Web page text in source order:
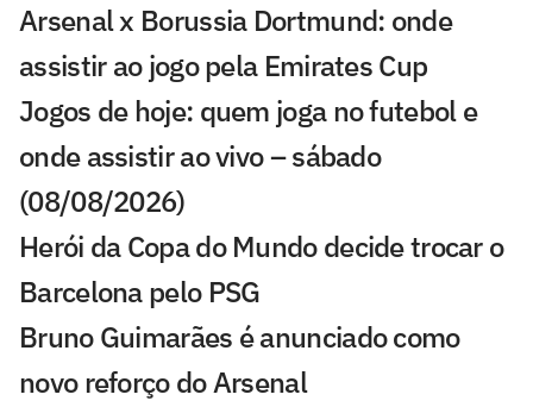
Arsenal x Borussia Dortmund: onde
assistir ao jogo pela Emirates Cup
Jogos de hoje: quem joga no futebol e
onde assistir ao vivo – sábado
(08/08/2026)
Herói da Copa do Mundo decide trocar o
Barcelona pelo PSG
Bruno Guimarães é anunciado como
novo reforço do Arsenal